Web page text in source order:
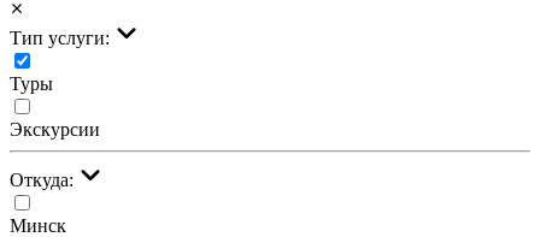
Тип услуги:
Туры
Экскурсии
Откуда:
Минск